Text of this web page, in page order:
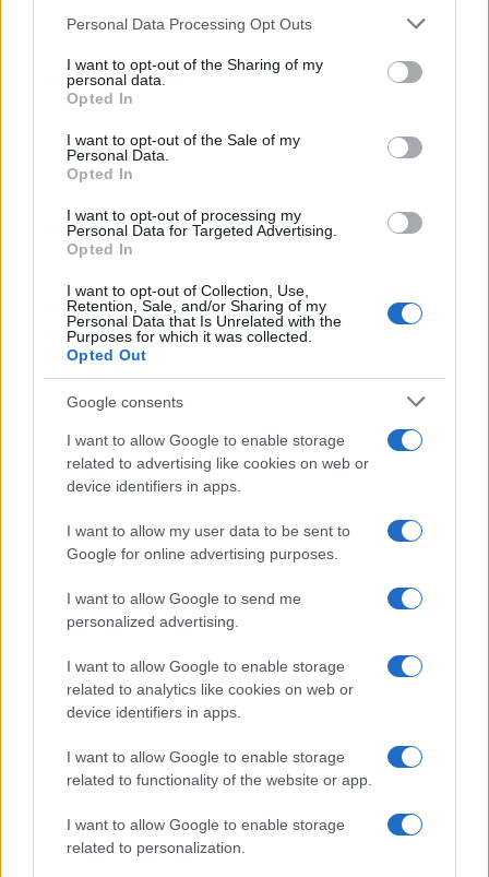
Please note that this website/app uses one or more Google
not limited to your visit or usage behaviour. You may click to
grant or deny consent to Google and its third-party tags to
use your data for below specified purposes in below Google
consent section.
Personal Data Processing Opt Outs
I want to opt-out of the Sharing of my
personal data.
Opted In
I want to opt-out of the Sale of my
Personal Data.
Opted In
I want to opt-out of processing my
Personal Data for Targeted Advertising.
Opted In
I want to opt-out of Collection, Use,
Retention, Sale, and/or Sharing of my
Personal Data that Is Unrelated with the
Purposes for which it was collected.
Opted Out
Google consents
I want to allow Google to enable storage
related to advertising like cookies on web or
device identifiers in apps.
I want to allow my user data to be sent to
Google for online advertising purposes.
I want to allow Google to send me
personalized advertising.
I want to allow Google to enable storage
related to analytics like cookies on web or
device identifiers in apps.
I want to allow Google to enable storage
related to functionality of the website or app.
I want to allow Google to enable storage
related to personalization.
Guía para evaluar RWA: custodios, oráculos, liquidez y riesgo
Marta Ruiz · 6 Ago 2026
INVERSIONES
Diferencias entre análisis técnico y fundamental: cuándo
aplicar cada método
INVERSIONES
Cómo aplicar un framework minimalista para gestionar